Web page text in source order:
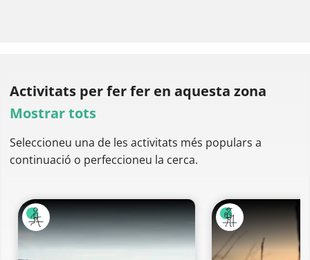
Activitats per ferfer en aquesta zona
Mostrar tots
Seleccioneu una de les activitats més populars a
continuació o perfeccioneu la cerca.